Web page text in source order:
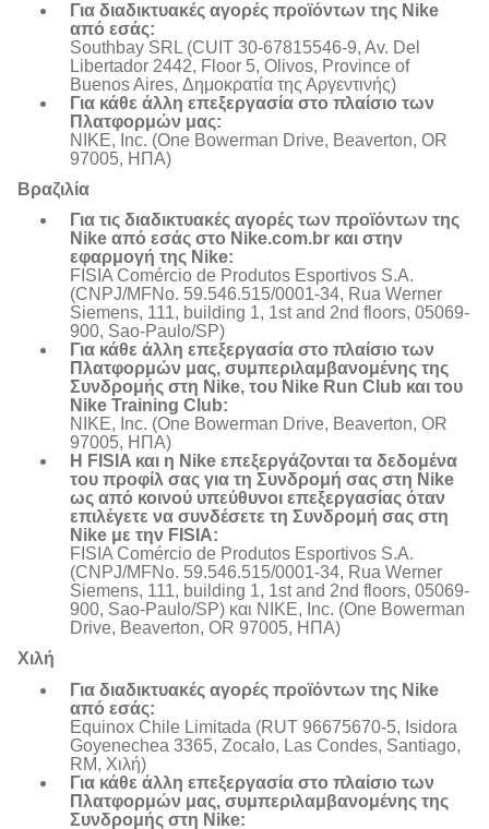
Για διαδικτυακές αγορές προϊόντων της Nike
από εσάς:
Southbay SRL (CUIT 30-67815546-9, Av. Del
Libertador 2442, Floor 5, Olivos, Province of
Buenos Aires, Δημοκρατία της Αργεντινής)
Για κάθε άλλη επεξεργασία στο πλαίσιο των
Πλατφορμών μας:
NIKE, Inc. (One Bowerman Drive, Beaverton, OR
97005, ΗΠΑ)
Βραζιλία
Για τις διαδικτυακές αγορές των προϊόντων της
Nike από εσάς στο Nike.com.br και στην
εφαρμογή της Nike:
FISIA Comércio de Produtos Esportivos S.A.
(CNPJ/MFNo. 59.546.515/0001-34, Rua Werner
Siemens, 111, building 1, 1st and 2nd floors, 05069-
900, Sao-Paulo/SP)
Για κάθε άλλη επεξεργασία στο πλαίσιο των
Πλατφορμών μας, συμπεριλαμβανομένης της
Συνδρομής στη Nike, του Nike Run Club και του
Nike Training Club:
NIKE, Inc. (One Bowerman Drive, Beaverton, OR
97005, ΗΠΑ)
Η FISIA και η Nike επεξεργάζονται τα δεδομένα
του προφίλ σας για τη Συνδρομή σας στη Nike
ως από κοινού υπεύθυνοι επεξεργασίας όταν
επιλέγετε να συνδέσετε τη Συνδρομή σας στη
Nike με την FISIA:
FISIA Comércio de Produtos Esportivos S.A.
(CNPJ/MFNo. 59.546.515/0001-34, Rua Werner
Siemens, 111, building 1, 1st and 2nd floors, 05069-
900, Sao-Paulo/SP) και NIKE, Inc. (One Bowerman
Drive, Beaverton, OR 97005, ΗΠΑ)
Χιλή
Για διαδικτυακές αγορές προϊόντων της Nike
από εσάς:
Equinox Chile Limitada (RUT 96675670-5, Isidora
Goyenechea 3365, Zocalo, Las Condes, Santiago,
RM, Χιλή)
Για κάθε άλλη επεξεργασία στο πλαίσιο των
Πλατφορμών μας, συμπεριλαμβανομένης της
Συνδρομής στη Nike: